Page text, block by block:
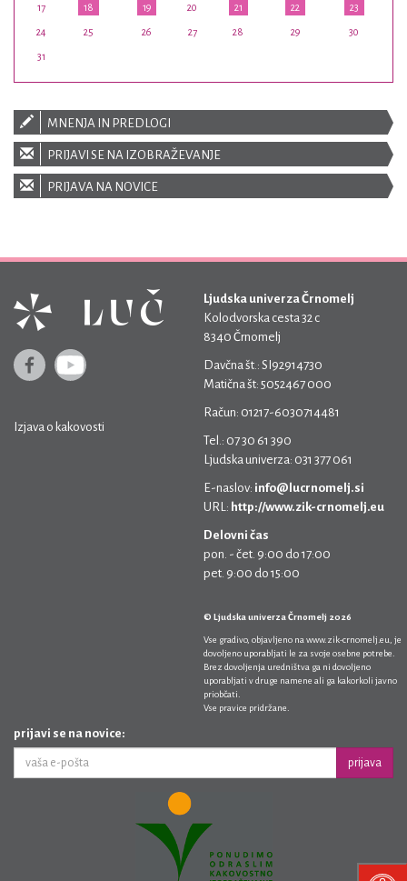
17 18 19 20 21 22 23
24 25 26 27 28 29 30
31
MNENJA IN PREDLOGI
PRIJAVI SE NA IZOBRAŽEVANJE
PRIJAVA NA NOVICE
Izjava o kakovosti
Ljudska univerza Črnomelj
Kolodvorska cesta 32 c
8340 Črnomelj
Davčna št.: SI92914730
Matična št: 5052467 000
Račun: 01217-6030714481
Tel.: 07 30 61 390
Ljudska univerza: 031 377 061
E-naslov: info@lucrnomelj.si
URL: http://www.zik-crnomelj.eu
Delovni čas
pon. - čet. 9:00 do 17:00
pet. 9:00 do 15:00
© Ljudska univerza Črnomelj 2026
Vse gradivo, objavljeno na www.zik-crnomelj.eu , je
dovoljeno uporabljati le za svoje osebne potrebe.
Brez dovoljenja uredništva ga ni dovoljeno
uporabljati v druge namene ali ga kakorkoli javno
priobčati.
Vse pravice pridržane.
prijavi se na novice:
prijava